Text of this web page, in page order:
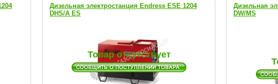
Дизельная электростанция Endress ESE 1204
DHS/A ES
Дизельная
DW/MS
Товар отсутствует